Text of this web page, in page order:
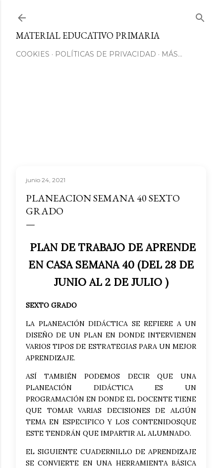
MATERIAL EDUCATIVO PRIMARIA
COOKIES POLÍTICAS DE PRIVACIDAD MÁS…
junio 24, 2021
PLANEACION SEMANA 40 SEXTO
GRADO
PLAN DE TRABAJO DE APRENDE
EN CASA SEMANA 40 (DEL 28 DE
JUNIO AL 2 DE JULIO )
SEXTO GRADO
LA PLANEACIÓN DIDÁCTICA SE REFIERE A UN
DISEÑO DE UN PLAN EN DONDE INTERVIENEN
VARIOS TIPOS DE ESTRATEGIAS PARA UN MEJOR
APRENDIZAJE.
ASÍ TAMBIÉN PODEMOS DECIR QUE UNA
PLANEACIÓN DIDÁCTICA ES UN
PROGRAMACIÓN EN DONDE EL DOCENTE TIENE
QUE TOMAR VARIAS DECISIONES DE ALGÚN
TEMA EN ESPECIFICO Y LOS CONTENIDOSQUE
ESTE TENDRÁN QUE IMPARTIR AL ALUMNADO.
EL SIGUIENTE CUADERNILLO DE APRENDIZAJE
SE CONVIERTE EN UNA HERRAMIENTA BÁSICA